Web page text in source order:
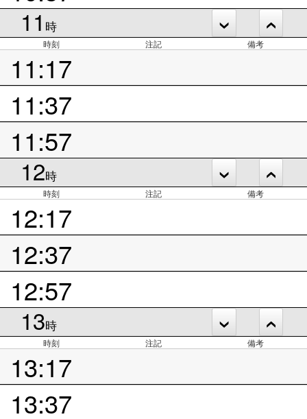
11 時
時刻 注記 備考
11:17
11:37
11:57
12時
時刻 注記 備考
12:17
12:37
12:57
13時
時刻 注記 備考
13:17
13:37